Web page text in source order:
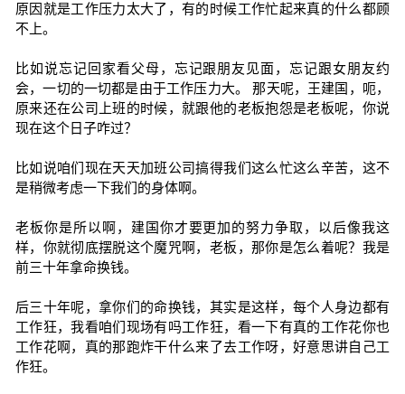
原因就是工作压力太大了，有的时候工作忙起来真的什么都顾
不上。
比如说忘记回家看父母，忘记跟朋友见面，忘记跟女朋友约
会，一切的一切都是由于工作压力大。 那天呢，王建国，呃，
原来还在公司上班的时候，就跟他的老板抱怨是老板呢，你说
现在这个日子咋过？
比如说咱们现在天天加班公司搞得我们这么忙这么辛苦，这不
是稍微考虑一下我们的身体啊。
老板你是所以啊，建国你才要更加的努力争取，以后像我这
样，你就彻底摆脱这个魔咒啊，老板，那你是怎么着呢？我是
前三十年拿命换钱。
后三十年呢，拿你们的命换钱，其实是这样，每个人身边都有
工作狂，我看咱们现场有吗工作狂，看一下有真的工作花你也
工作花啊，真的那跑炸干什么来了去工作呀，好意思讲自己工
作狂。